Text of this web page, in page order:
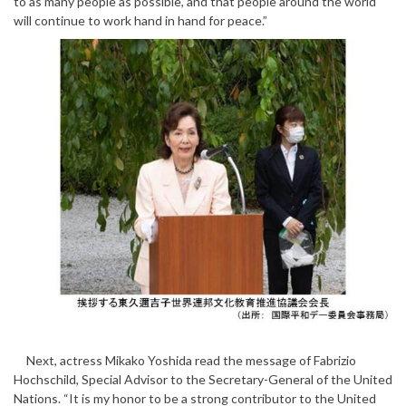
will continue to work hand in hand for peace.”
Next, actress Mikako Yoshida read the message of Fabrizio
Hochschild, Special Advisor to the Secretary-General of the United
Nations. “It is my honor to be a strong contributor to the United